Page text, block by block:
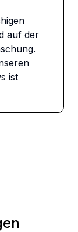
auf der
ist